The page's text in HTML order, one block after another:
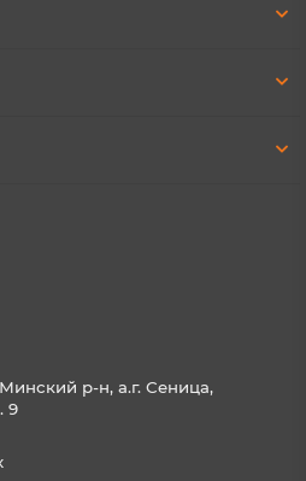
р-н, а.г. Сеница,
9